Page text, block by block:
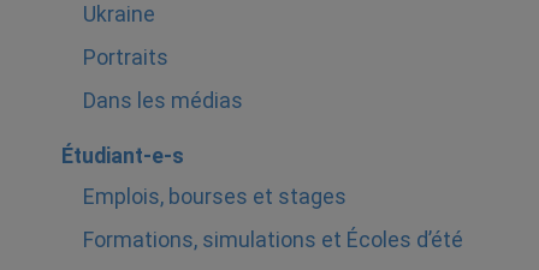
Ukraine
Portraits
Dans les médias
Étudiant-e-s
Emplois, bourses et stages
Formations, simulations et Écoles d’été